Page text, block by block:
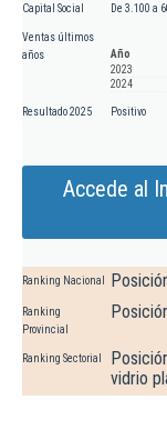
Capital Social De 3.100 a
Ventas últimos
años
Año
2023
2024
Resultado 2025 Positivo
Accede al
Ranking Nacional
Ranking
Provincial
Ranking Sectorial
vidrio